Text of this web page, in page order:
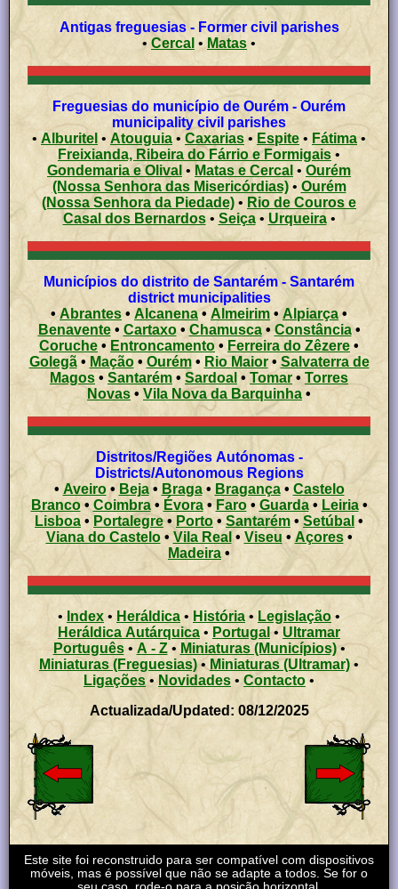
Antigas freguesias - Former civil parishes
• Cercal • Matas •
Freguesias do município de Ourém - Ourém
municipality civil parishes
• Alburitel • Atouguia • Caxarias • Espite • Fátima •
Freixianda, Ribeira do Fárrio e Formigais •
Gondemaria e Olival • Matas e Cercal • Ourém
(Nossa Senhora das Misericórdias)• Ourém
(Nossa Senhora da Piedade) • Rio de Couros e
Casal dos Bernardos• Seiça• Urqueira•
Municípios do distrito de Santarém - Santarém
district municipalities
•Abrantes • Alcanena• Almeirim •Alpiarça•
Benavente• Cartaxo• Chamusca•Constância•
Coruche • Entroncamento • Ferreira do Zêzere •
Golegã• Mação•Ourém• Rio Maior• Salvaterra de
Magos • Santarém • Sardoal • Tomar •Torres
Novas • Vila Nova da Barquinha •
Distritos/Regiões Autónomas -
Districts/Autonomous Regions
• Aveiro• Beja• Braga• Bragança• Castelo
Branco• Coimbra• Évora•Faro• Guarda• Leiria•
Lisboa •Portalegre• Porto • Santarém • Setúbal •
Viana do Castelo• Vila Real • Viseu•Açores •
Madeira •
• Index • Heráldica • História • Legislação •
Heráldica Autárquica • Portugal • Ultramar
Português• A - Z• Miniaturas (Municípios)•
Miniaturas (Freguesias)• Miniaturas (Ultramar)•
Ligações• Novidades • Contacto •
Actualizada/Updated: 08/12/2025
Este site foi reconstruido para ser compatível com dispositivos
móveis, mas é possível que não se adapte a todos. Se for o